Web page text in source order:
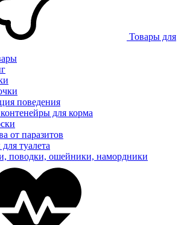
Товары для
поведения
для корма
от паразитов
туалета
поводки, ошейники, намордники